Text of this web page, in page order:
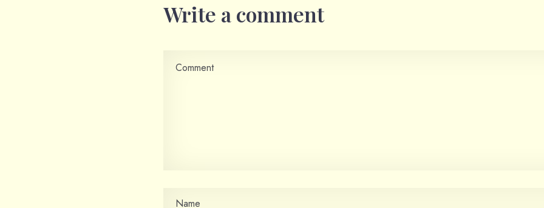
Write a comment